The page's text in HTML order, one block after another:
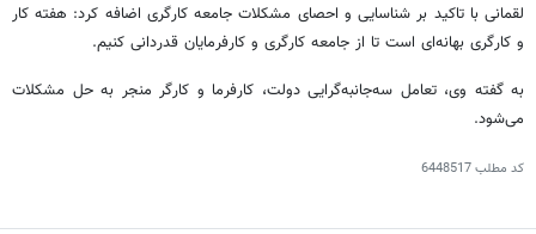
لقمانی با تاکید بر شناسایی و احصای مشکلات جامعه کارگری اضافه کرد: هفته کار
و کارگری بهانه‌ای است تا از جامعه کارگری و کارفرمایان قدردانی کنیم.
به گفته وی، تعامل سه‌جانبه‌گرایی دولت، کارفرما و کارگر منجر به حل مشکلات
می‌شود.
کد مطلب6448517